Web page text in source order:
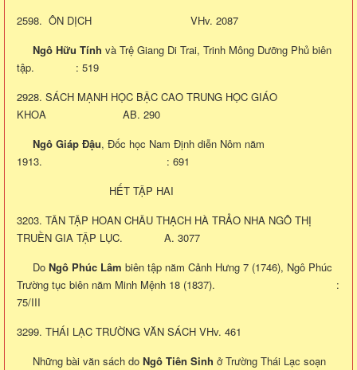
2598. ÔN DỊCH VHv. 2087
Ngô Hữu Tính và Trệ Giang Di Trai, Trinh Mông Dưỡng Phủ biên
tập. : 519
2928. SÁCH MẠNH HỌC BẬC CAO TRUNG HỌC GIÁO
KHOA AB. 290
Ngô Giáp Đậu, Đốc học Nam Định diễn Nôm năm
1913. : 691
HẾT TẬP HAI
3203. TÂN TẬP HOAN CHÂU THẠCH HÀ TRẢO NHA NGÔ THỊ
TRUỀN GIA TẬP LỤC. A. 3077
Do Ngô Phúc Lâm biên tập năm Cảnh Hưng 7 (1746), Ngô Phúc
Trường tục biên năm Minh Mệnh 18 (1837). :
75/III
3299. THÁI LẠC TRƯỜNG VĂN SÁCH VHv. 461
Những bài văn sách do Ngô Tiên Sinh ở Trường Thái Lạc soạn